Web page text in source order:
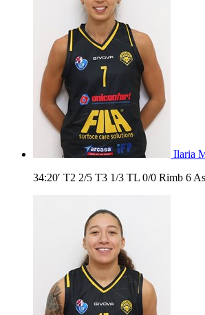
Ilaria
34:20′ T2 2/5 T3 1/3 TL 0/0 Rimb 6